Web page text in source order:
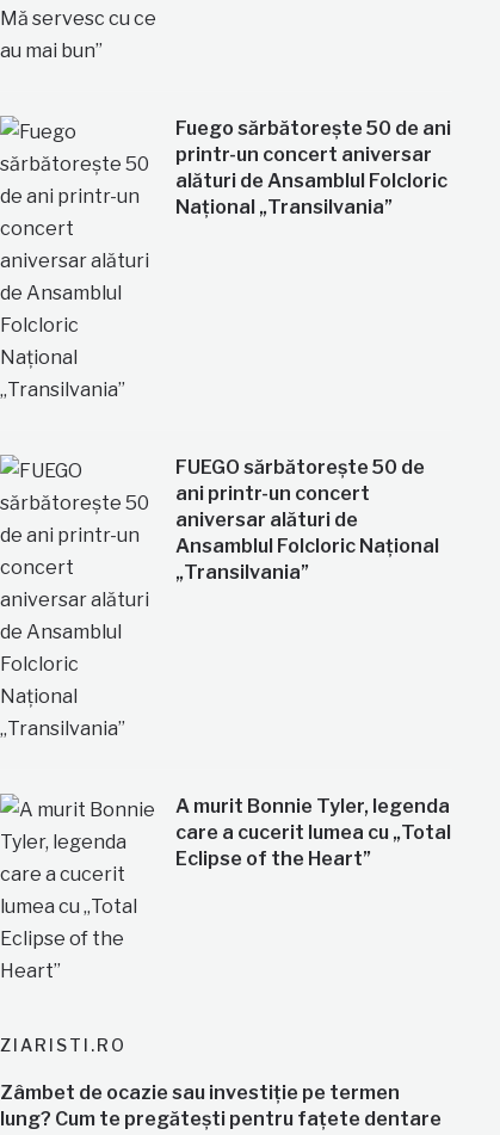
Fuego sărbătorește 50 de ani
printr-un concert aniversar
alături de Ansamblul Folcloric
Național „Transilvania”
FUEGO sărbătorește 50 de
ani printr-un concert
aniversar alături de
Ansamblul Folcloric Național
„Transilvania”
A murit Bonnie Tyler, legenda
care a cucerit lumea cu „Total
Eclipse of the Heart”
ZIARISTI.RO
Zâmbet de ocazie sau investiție pe termen
lung? Cum te pregătești pentru fațete dentare